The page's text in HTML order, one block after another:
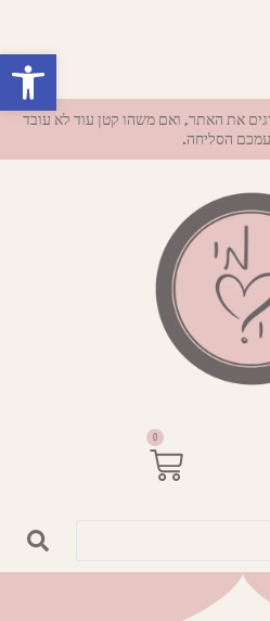
פתח
את האתר, ואם משהו קטן עוד לא עובד
הסליחה.
0